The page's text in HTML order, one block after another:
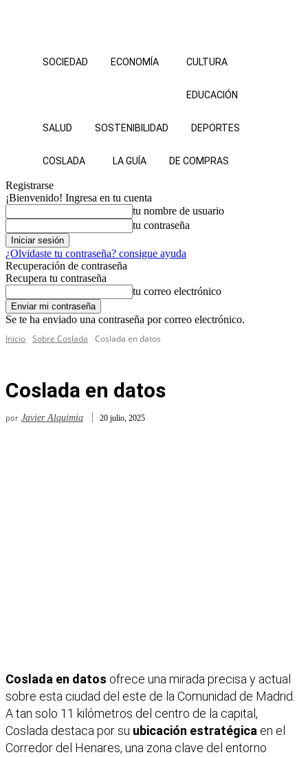
SOCIEDAD ECONOMÍA CULTURA
EDUCACIÓN
SALUD SOSTENIBILIDAD DEPORTES
COSLADA LA GUÍA DE COMPRAS
Registrarse
¡Bienvenido! Ingresa en tu cuenta
tu nombre de usuario
tu contraseña
¿Olvidaste tu contraseña? consigue ayuda
Recuperación de contraseña
Recupera tu contraseña
tu correo electrónico
Se te ha enviado una contraseña por correo electrónico.
Inicio Sobre Coslada Coslada en datos
Coslada en datos
por Javier Alquimia 20 julio, 2025
Coslada en datos ofrece una mirada precisa y actual
sobre esta ciudad del este de la Comunidad de Madrid.
A tan solo 11 kilómetros del centro de la capital,
Coslada destaca por su ubicación estratégica en el
Corredor del Henares, una zona clave del entorno